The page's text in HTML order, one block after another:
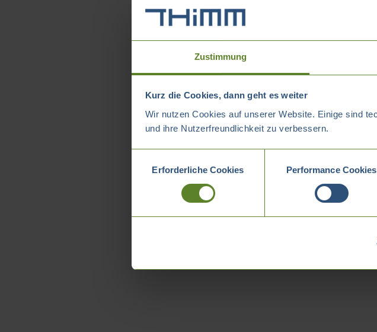
Zustimmung
Kurz die Cookies, dann geht es weiter
Wir nutzen Cookies auf unserer Website. Einige sind
und ihre Nutzerfreundlichkeit zu verbessern.
Erforderliche Cookies
Performance Cookies